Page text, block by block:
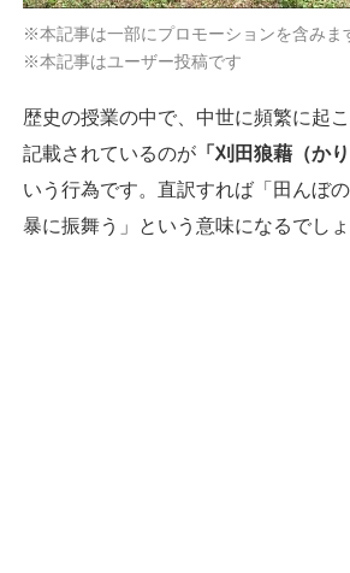
※本記事は一部にプロモーションを含みま
※本記事はユーザー投稿です
歴史の授業の中で、中世に頻繁に起
記載されているのが 「刈田狼藉（か
いう行為です。直訳すれば「田んぼ
暴に振舞う」という意味になるでしょ